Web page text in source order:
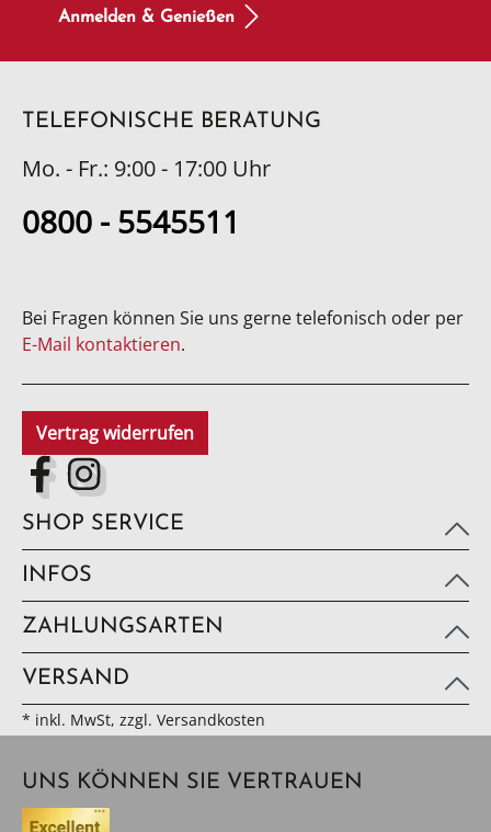
Anmelden & Genießen
TELEFONISCHE BERATUNG
Mo. - Fr.: 9:00 - 17:00 Uhr
0800 - 5545511
Bei Fragen können Sie uns gerne telefonisch oder per
E-Mail kontaktieren.
Vertrag widerrufen
SHOP SERVICE
INFOS
ZAHLUNGSARTEN
VERSAND
* inkl. MwSt, zzgl. Versandkosten
UNS KÖNNEN SIE VERTRAUEN